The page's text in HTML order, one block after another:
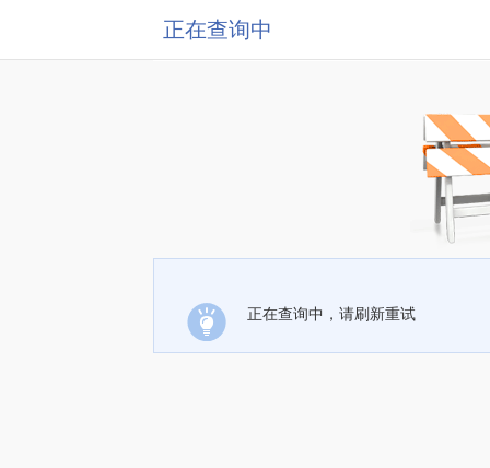
正在查询中
正在查询中，请刷新重试